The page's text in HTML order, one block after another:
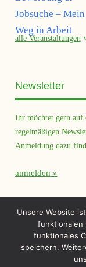
alle Veranstaltungen
Newsletter
Ihr möchtet gern auf
regelmäßigen
Anmeldung dazu
anmelden
Unsere Website
funktionalen
funktionales
speichern.